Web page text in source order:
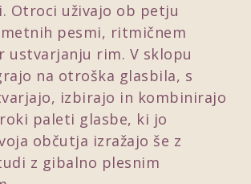
Otroci uživajo ob petju
pesmi, ritmičnem
ustvarjanju rim. V sklopu
na otroška glasbila, s
izbirajo in kombinirajo
paleti glasbe, ki jo
občutja izražajo še z
z gibalno plesnim